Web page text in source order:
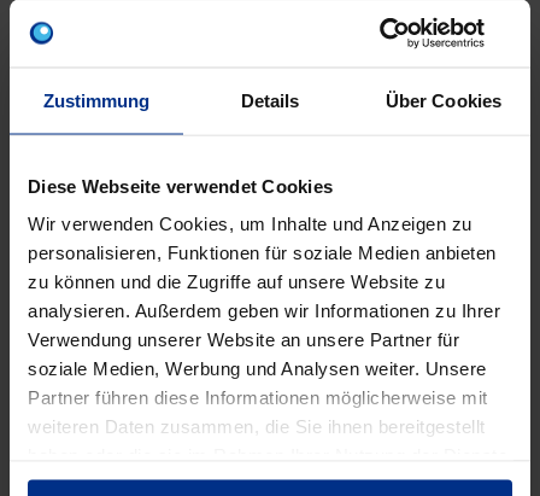
Zustimmung Details Über Cookies
Diese Webseite verwendet Cookies
Wir verwenden Cookies, um Inhalte und Anzeigen zu
personalisieren, Funktionen für soziale Medien anbieten
zu können und die Zugriffe auf unsere Website zu
analysieren. Außerdem geben wir Informationen zu Ihrer
Verwendung unserer Website an unsere Partner für
soziale Medien, Werbung und Analysen weiter. Unsere
Partner führen diese Informationen möglicherweise mit
weiteren Daten zusammen, die Sie ihnen bereitgestellt
gesammelt haben.
Bewährter Schrägsitz verhindert Klappern des Deckels
DATENBLATT ERSTELLEN
HW-1851
MINUS PLUS
Stück
Min.: 1 Stück
157,50 € AAT